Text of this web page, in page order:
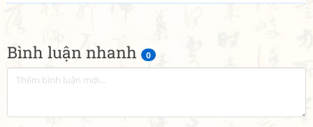
Bình luận nhanh 0